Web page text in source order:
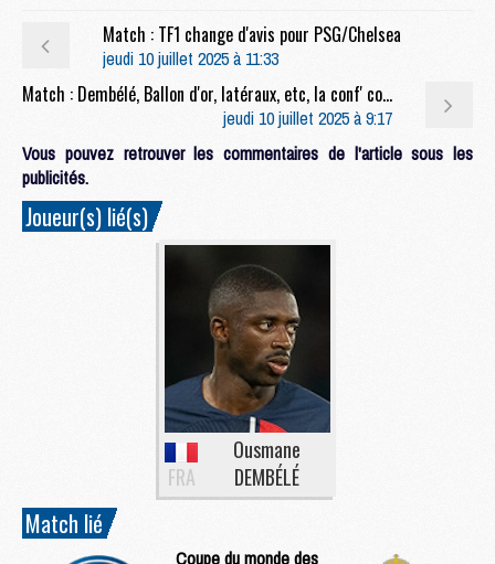
Match : TF1 change d'avis pour PSG/Chelsea
jeudi 10 juillet 2025 à 11:33
Match : Dembélé, Ballon d'or, latéraux, etc, la conf' complète de Luis Enrique après PSG/Real (4-0)
jeudi 10 juillet 2025 à 9:17
Vous pouvez retrouver les commentaires de l'article sous les
publicités.
Joueur(s) lié(s)
FRA
Ousmane
DEMBÉLÉ
Match lié
Coupe du monde des